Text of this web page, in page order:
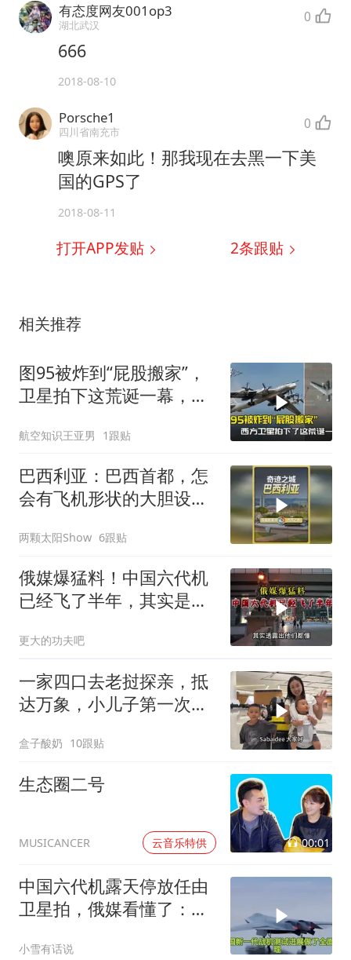
有态度网友001op3
湖北武汉 0
666
2018-08-10
Porsche1
四川省南充市 0
噢原来如此！那我现在去黑一下美
国的GPS了
2018-08-11
打开APP发贴 2条跟贴
相关推荐
图95被炸到“屁股搬家”，
卫星拍下这荒诞一幕，普
航空知识王亚男 1跟贴
巴西利亚：巴西首都，怎
会有飞机形状的大胆设
两颗太阳Show 6跟贴
俄媒爆猛料！中国六代机
已经飞了半年，其实是故
更大的功夫吧
一家四口去老挝探亲，抵
达万象，小儿子第一次坐
盒子酸奶 10跟贴
生态圈二号
MUSICANCER 云音乐特供 00:01
中国六代机露天停放任由
卫星拍，俄媒看懂了：这
小雪有话说